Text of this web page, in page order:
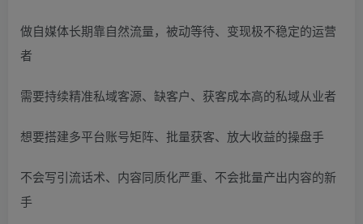
做自媒体长期靠自然流量，被动等待、变现极不稳定的运营
者
需要持续精准私域客源、缺客户、获客成本高的私域从业者
想要搭建多平台账号矩阵、批量获客、放大收益的操盘手
不会写引流话术、内容同质化严重、不会批量产出内容的新
手